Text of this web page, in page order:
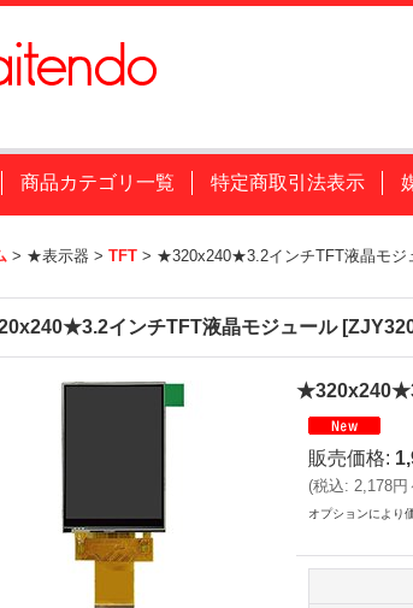
商品カテゴリ一覧 特定商取引法表示
> ★表示器 > TFT > ★320x240★3.2インチTFT液晶モジ
インチTFT液晶モジュール [
販売価格:
(税込: 2,178円
オプションにより